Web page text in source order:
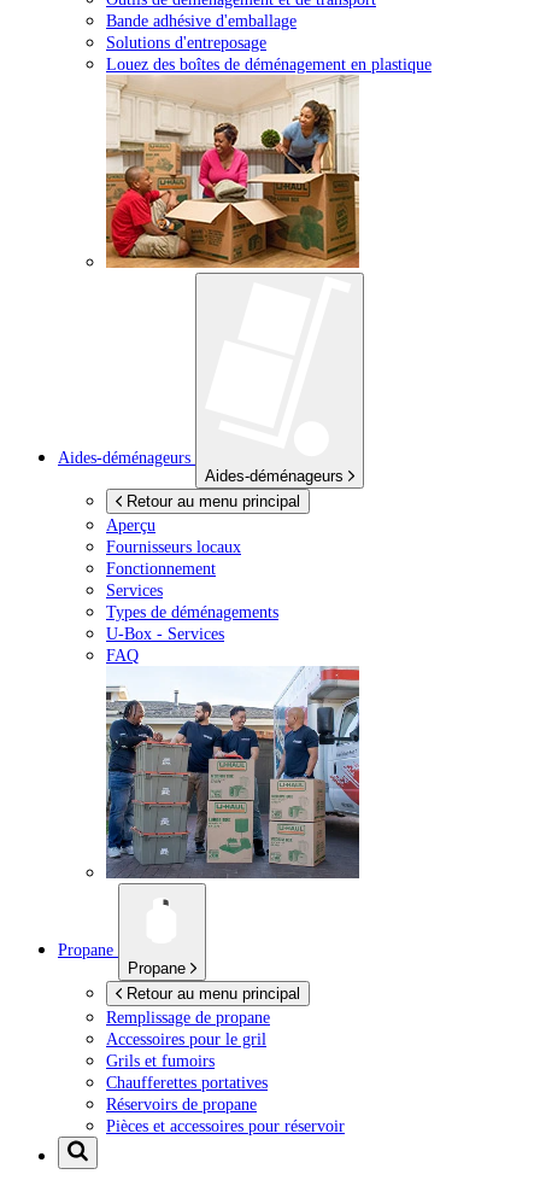
Bande adhésive d'emballage
Solutions d'entreposage
Louez des boîtes de déménagement en plastique
Aides-déménageurs
Aides-déménageurs
Retour au menu principal
Aperçu
Fournisseurs locaux
Fonctionnement
Services
Types de déménagements
U-Box - Services
FAQ
Propane
Propane
Retour au menu principal
Remplissage de propane
Accessoires pour le gril
Grils et fumoirs
Chaufferettes portatives
Réservoirs de propane
Pièces et accessoires pour réservoir